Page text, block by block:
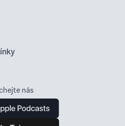
nás